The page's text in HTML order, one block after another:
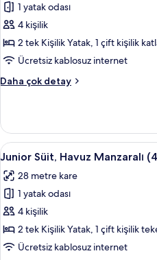
Manzaralı
(3+1)
için
tüm
görün
1 yatak odası
4 kişilik
2 tek Kişilik Yatak, 1 çift kişilik
Ücretsiz kablosuz internet
Daha çok detay
Junior
(3+1)
hakkında
daha
detay
Junior
Süit,
Havuz
Manzaralı
(4+0)
için
tüm
13
Junior Süit, Havuz Manzaralı
28 metre kare
1 yatak odası
4 kişilik
2 tek Kişilik Yatak, 1 çift kişilik
Ücretsiz kablosuz internet